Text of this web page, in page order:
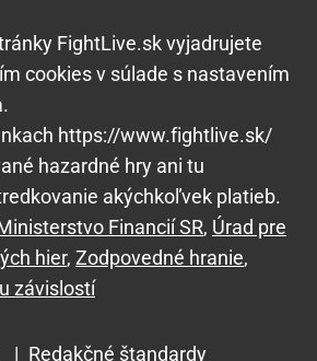
FightLive.sk vyjadrujete
cookies v súlade s nastavením
https://www.fightlive.sk/
hazardné hry ani tu
akýchkoľvek platieb.
Financií SR, Úrad pre
hier, Zodpovedné hranie,
závislostí
| Redakčné štandardy